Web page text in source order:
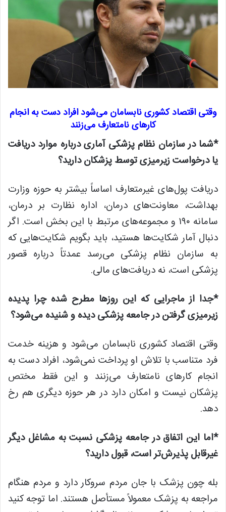
وقتی اقتصاد کشوری نابسامان می‌شود افراد دست به انجام
کارهای نامتعارف می‌زنند
*شما در سازمان نظام پزشکی آماری درباره موارد دریافت
یا درخواست زیرمیزی توسط پزشکان دارید؟
دریافت پول‌های غیرمتعارف اساساً بیشتر به حوزه وزارت
بهداشت، معاونت‌های درمان، اداره نظارت بر درمان،
سامانه ۱۹۰ و مجموعه‌های مرتبط با این بخش است. اگر
دنبال آمار شکایت‌ها هستید، باید بگویم شکایت‌هایی که
به سازمان نظام پزشکی می‌رسد عمدتاً درباره قصور
پزشکی است، نه دریافت‌های مالی.
*جدا از ماجرایی که این روزها مطرح شده چرا پدیده
زیرمیزی گرفتن در جامعه پزشکی دیده و شنیده می‌شود؟
وقتی اقتصاد کشوری نابسامان می‌شود و هزینه خدمت
فرد متناسب با تلاش او پرداخت نمی‌شود، افراد دست به
انجام کارهای نامتعارف می‌زنند و این فقط مختص
پزشکان نیست و امکان دارد در هر حوزه دیگری هم رخ
دهد.
*اما این اتفاق در جامعه پزشکی نسبت به مشاغل دیگر
غیرقابل پذیرش‌تر است، قبول دارید؟
بله چون پزشک با جان مردم سروکار دارد و مردم هنگام
مراجعه به پزشک معمولاً مستأصل هستند. اما توجه کنید